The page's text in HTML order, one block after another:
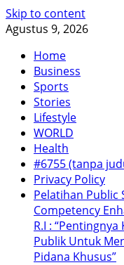
Skip to content
Agustus 9, 2026
Home
Business
Sports
Stories
Lifestyle
WORLD
Health
#6755 (tanpa
Privacy Policy
Pelatihan Public
Competency
R.I :
Publik Untuk
Pidana Khusus”